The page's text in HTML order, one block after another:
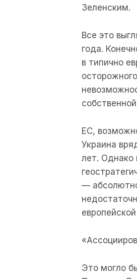
Зеленским.
Все это
года.
в типично
ЕС,
Украина
лет. Однако
—
Это могло